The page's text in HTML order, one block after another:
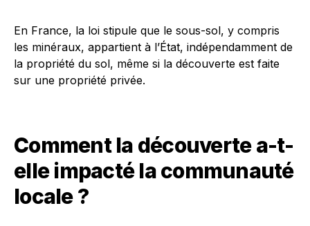
En France, la loi stipule que le sous-sol, y compris
les minéraux, appartient à l’État, indépendamment de
la propriété du sol, même si la découverte est faite
sur une propriété privée.
Comment la découverte a-t-
elle impacté la communauté
locale ?